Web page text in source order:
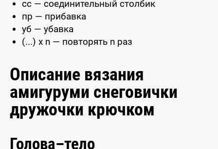
сс — соединительный столбик
пр — прибавка
уб — убавка
(...) x n — повторять n раз
Описание вязания
амигуруми снеговички
дружочки крючком
Голова–тело